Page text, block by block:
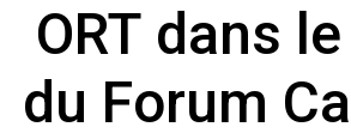
ORT dans
du Forum